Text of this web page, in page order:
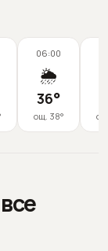
06:00
🌦️
36°
ощ. 38°